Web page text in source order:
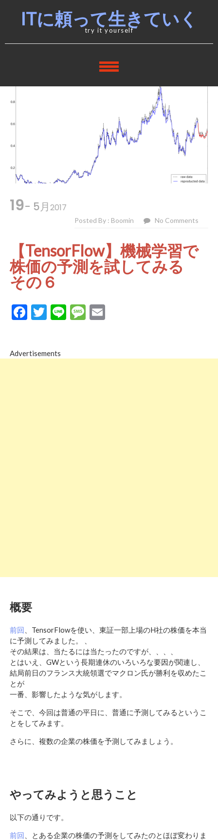
navigation
contentITに頼って生きていく
try it yourself
19- 5月2017
Posted By : Boomin No Comments
【TensorFlow】機械学習で
株価の予測を試してみる
その６
Facebook
Twitter
LineMessage
Advertisements
概要
前回 、TensorFlowを使い、東証一部上場のH社の株価を本当
に予測してみました。 、
その結果は、当たるには当たったのですが、、、、
とはいえ、GWという長期連休のいろいろな要因が関連し、
結局前日のフランス大統領選でマクロン氏が勝利を収めたこ
とが
一番、影響したような気がします。
そこで、今回は普通の平日に、普通に予測してみるというこ
とをしてみます。
さらに、複数の企業の株価を予測してみましょう。
やってみようと思うこと
以下の通りです。
前回 、とある企業の株価の予測をしてみたのとほぼ変わりま